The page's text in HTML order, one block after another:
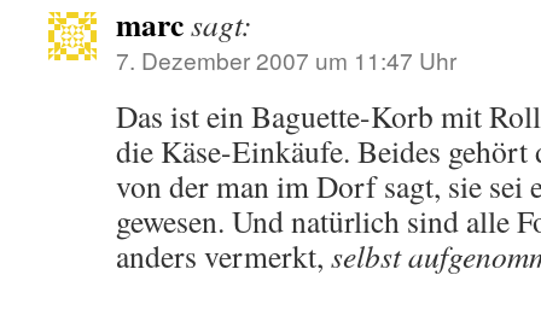
marcsagt:
7. Dezember 2007 um 11:47 Uhr
Das ist ein Baguette-Korb mit
die Käse-Einkäufe. Beides gehört
von der man im Dorf sagt, sie sei
gewesen. Und natürlich sind alle
anders vermerkt, selbst